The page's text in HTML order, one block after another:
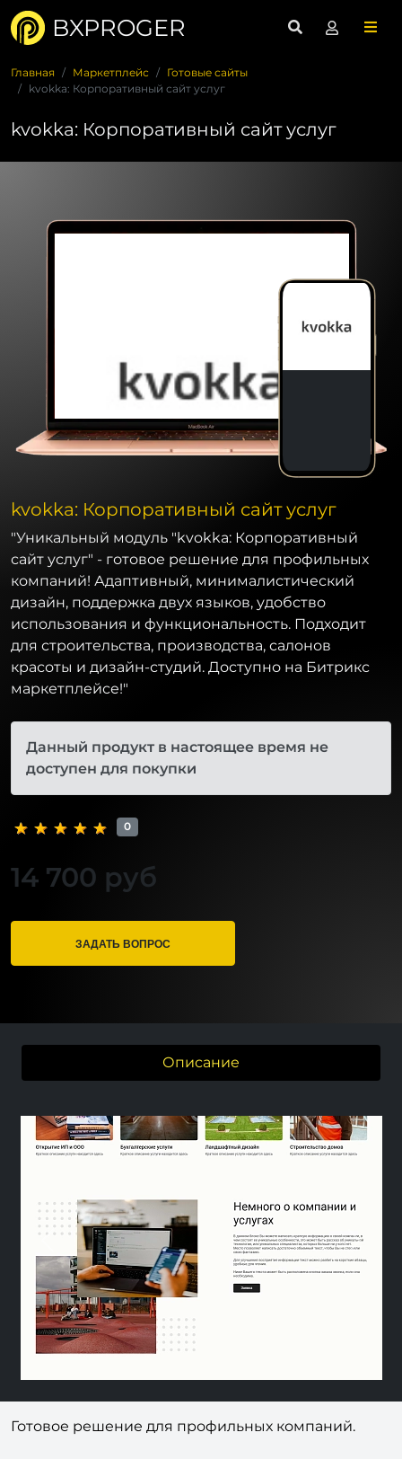
BXPROGER
Главная Маркетплейс
Готовые сайты
kvokka: Корпоративный сайт услуг
kvokka: Корпоративный сайт услуг
kvokka: Корпоративный сайт услуг
"Уникальный модуль "kvokka: Корпоративный
сайт услуг" - готовое решение для профильных
компаний! Адаптивный, минималистический
дизайн, поддержка двух языков, удобство
использования и функциональность. Подходит
для строительства, производства, салонов
красоты и дизайн-студий. Доступно на Битрикс
маркетплейсе!"
Данный продукт в настоящее время не
доступен для покупки
0
14 700 руб
ЗАДАТЬ ВОПРОС
Описание
Previous Next
Готовое решение для профильных компаний.